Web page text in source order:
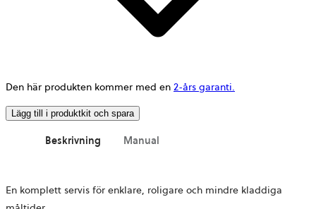
Den här produkten kommer med en 2-års garanti.
Lägg till i produktkit och spara
Beskrivning Manual
En komplett servis för enklare, roligare och mindre kladdiga